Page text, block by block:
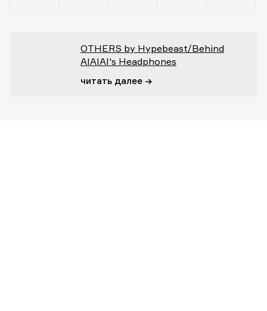
OTHERS by Hypebeast/Behind
AIAIAI's Headphones
читать далее →